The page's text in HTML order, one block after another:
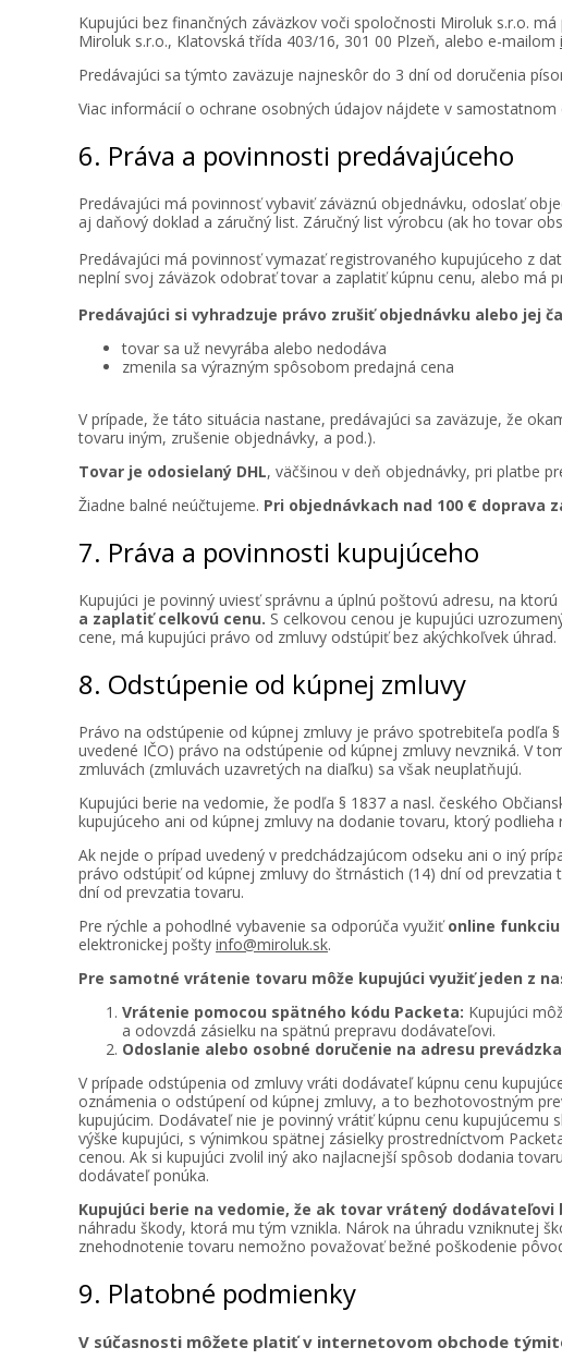
Kupujúci bez finančných záväzkov voči spoločnosti Miroluk s.r.o.
Miroluk s.r.o., Klatovská třída 403/16, 301 00 Plzeň, alebo e-mailom
Predávajúci sa týmto zaväzuje najneskôr do 3 dní od doručenia
Viac informácií o ochrane osobných údajov nájdete v samostatnom
6. Práva a povinnosti predávajúceho
Predávajúci má povinnosť vybaviť záväznú objednávku, odoslať
aj daňový doklad a záručný list. Záručný list výrobcu (ak ho tovar
Predávajúci má povinnosť vymazať registrovaného kupujúceho z
neplní svoj záväzok odobrať tovar a zaplatiť kúpnu cenu, alebo má
Predávajúci si vyhradzuje právo zrušiť objednávku alebo jej
tovar sa už nevyrába alebo nedodáva
zmenila sa výrazným spôsobom predajná cena
V prípade, že táto situácia nastane, predávajúci sa zaväzuje, že
tovaru iným, zrušenie objednávky, a pod.).
Tovar je odosielaný DHL, väčšinou v deň objednávky, pri platbe
Žiadne balné neúčtujeme. Pri objednávkach nad 100 € doprava
7. Práva a povinnosti kupujúceho
Kupujúci je povinný uviesť správnu a úplnú poštovú adresu, na
a zaplatiť celkovú cenu. S celkovou cenou je kupujúci
cene, má kupujúci právo od zmluvy odstúpiť bez akýchkoľvek úhrad.
8. Odstúpenie od kúpnej zmluvy
Právo na odstúpenie od kúpnej zmluvy je právo spotrebiteľa podľa
uvedené IČO) právo na odstúpenie od kúpnej zmluvy nevzniká. V
zmluvách (zmluvách uzavretých na diaľku) sa však neuplatňujú.
Kupujúci berie na vedomie, že podľa § 1837 a nasl. českého
kupujúceho ani od kúpnej zmluvy na dodanie tovaru, ktorý
Ak nejde o prípad uvedený v predchádzajúcom odseku ani o iný
právo odstúpiť od kúpnej zmluvy do štrnástich (14) dní od
dní od prevzatia tovaru.
Pre rýchle a pohodlné vybavenie sa odporúča využiťonline
elektronickej pošty info@miroluk.sk.
Pre samotné vrátenie tovaru môže kupujúci využiť jeden z
Vrátenie pomocou spätného kódu Packeta: Kupujúci
a odovzdá zásielku na spätnú prepravu dodávateľovi.
Odoslanie alebo osobné doručenie na adresu
V prípade odstúpenia od zmluvy vráti dodávateľ kúpnu cenu
oznámenia o odstúpení od kúpnej zmluvy, a to bezhotovostným
kupujúcim. Dodávateľ nie je povinný vrátiť kúpnu cenu
výške kupujúci, s výnimkou spätnej zásielky prostredníctvom
cenou. Ak si kupujúci zvolil iný ako najlacnejší spôsob dodania
dodávateľ ponúka.
Kupujúci berie na vedomie, že ak tovar vrátený
náhradu škody, ktorá mu tým vznikla. Nárok na úhradu vzniknutej
znehodnotenie tovaru nemožno považovať bežné poškodenie
9. Platobné podmienky
V súčasnosti môžete platiť v internetovom obchode